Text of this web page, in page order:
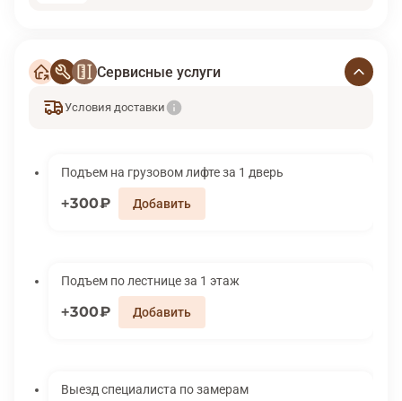
Сервисные услуги
Условия доставки
Подъем на грузовом лифте за 1 дверь
300₽
Подъем по лестнице за 1 этаж
300₽
Выезд специалиста по замерам